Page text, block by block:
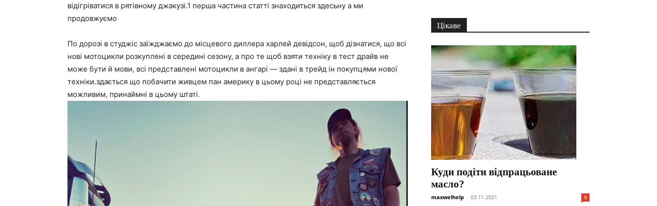
відігріватися в рятівному джакузі.1 перша частина статті знаходиться здесьну а ми
продовжуємо
По дорозі в студжіс заїжджаємо до місцевого диллера харлей девідсон, щоб дізнатися, що всі
нові мотоцикли розкуплені в середині сезону, а про те щоб взяти техніку в тест драйв не
може бути й мови, всі представлені мотоцикли в ангарі — здані в трейд ін покупцями нової
техніки.здається що побачити живцем пан америку в цьому році не представляється
можливим, принаймні в цьому штаті.
Цікаве
Куди подіти відпрацьоване
масло?
maxwelhelp - 03.11.2021 0